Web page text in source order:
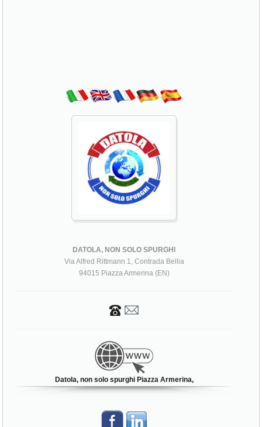
DATOLA, NON SOLO SPURGHI
Via Alfred Rittmann 1, Contrada Bellia
94015 Piazza Armerina (EN)
Datola, non solo spurghi Piazza Armerina,